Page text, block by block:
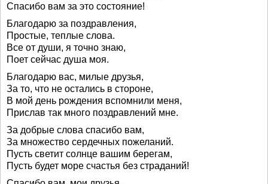
Спасибо вам за это состояние!
Благодарю за поздравления,
Простые, теплые слова.
Все от души, я точно знаю,
Поет сейчас душа моя.
Благодарю вас, милые друзья,
За то, что не остались в стороне,
В мой день рождения вспомнили меня,
Прислав так много поздравлений мне.
За добрые слова спасибо вам,
За множество сердечных пожеланий.
Пусть светит солнце вашим берегам,
Пусть будет море счастья без страданий!